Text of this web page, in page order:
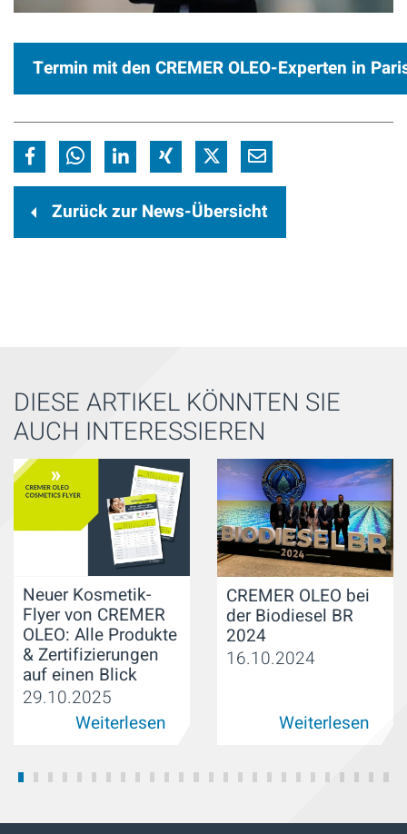
Termin mit den CREMER OLEO-Experten in
Zurück zur News-Übersicht
DIESE ARTIKEL KÖNNTEN SIE
AUCH INTERESSIEREN
Neuer Kosmetik-
Flyer von CREMER
OLEO: Alle Produkte
& Zertifizierungen
auf einen Blick
29.10.2025
Weiterlesen
CREMER OLEO bei
der Biodiesel BR
2024
16.10.2024
Weiterlesen